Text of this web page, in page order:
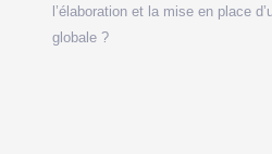
l’élaboration et la mise en place
globale ?